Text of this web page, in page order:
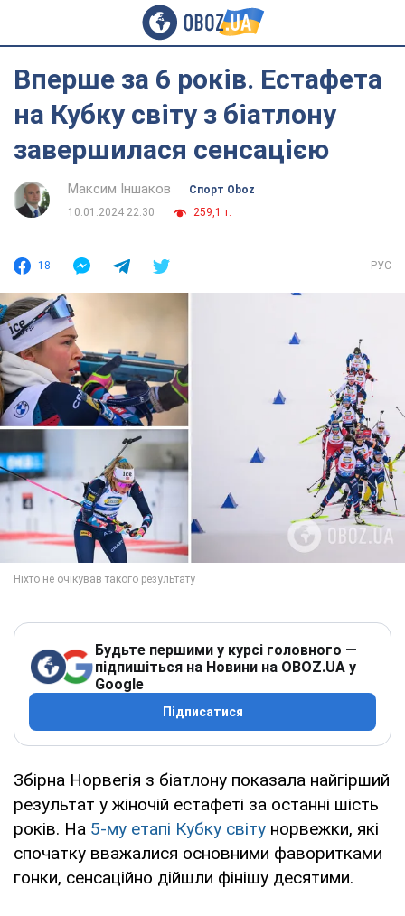
Вперше за 6 років. Естафета
на Кубку світу з біатлону
завершилася сенсацією
Максим Іншаков
Спорт Oboz
10.01.2024 22:30
259,1 т.
18 РУС
Будьте першими у курсі головного —
підпишіться на Новини на OBOZ.UA у
Google
Підписатися
Збірна Норвегія з біатлону показала найгірший
результат у жіночій естафеті за останні шість
років. На 5-му етапі Кубку світу норвежки, які
спочатку вважалися основними фаворитками
гонки, сенсаційно дійшли фінішу десятими.